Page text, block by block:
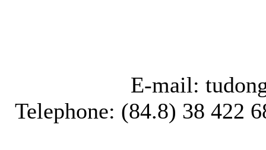
E-mail:
Telephone: (84.8) 38 422